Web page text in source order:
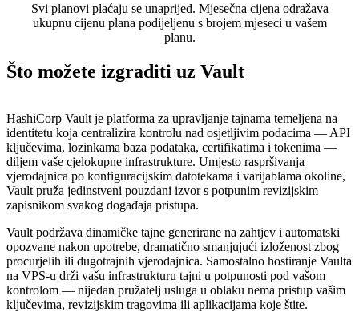
Svi planovi plaćaju se unaprijed. Mjesečna cijena odražava
ukupnu cijenu plana podijeljenu s brojem mjeseci u vašem
planu.
Što možete izgraditi uz Vault
HashiCorp Vault je platforma za upravljanje tajnama temeljena na
identitetu koja centralizira kontrolu nad osjetljivim podacima — API
ključevima, lozinkama baza podataka, certifikatima i tokenima —
diljem vaše cjelokupne infrastrukture. Umjesto raspršivanja
vjerodajnica po konfiguracijskim datotekama i varijablama okoline,
Vault pruža jedinstveni pouzdani izvor s potpunim revizijskim
zapisnikom svakog događaja pristupa.
Vault podržava dinamičke tajne generirane na zahtjev i automatski
opozvane nakon upotrebe, dramatično smanjujući izloženost zbog
procurjelih ili dugotrajnih vjerodajnica. Samostalno hostiranje Vaulta
na VPS-u drži vašu infrastrukturu tajni u potpunosti pod vašom
kontrolom — nijedan pružatelj usluga u oblaku nema pristup vašim
ključevima, revizijskim tragovima ili aplikacijama koje štite.